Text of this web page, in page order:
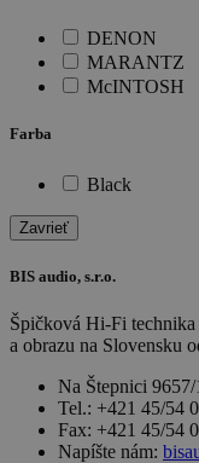
DENON
MARANTZ
McINTOSH
Farba
Black
Zavrieť
BIS audio, s.r.o.
Špičková Hi-Fi
a obrazu na Slovensku
Na Štepnici
Tel.: +421 45/54
Fax: +421 45/54
Napíšte nám: